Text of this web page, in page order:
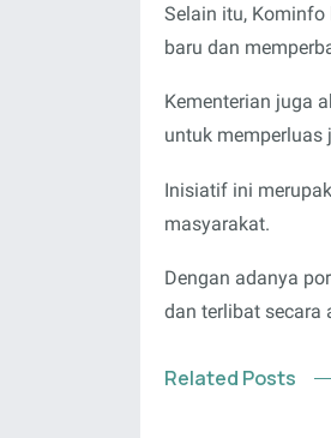
Selain itu,
baru dan
Kementerian juga
untuk memperluas
Inisiatif ini
masyarakat.
Dengan adanya
dan terlibat secara
Related Posts